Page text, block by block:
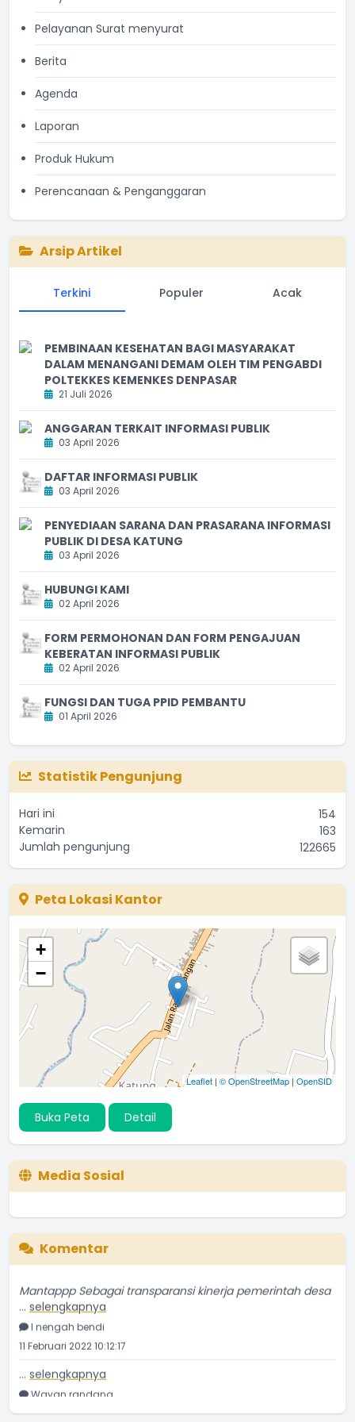
Pelayanan Surat menyurat
Berita
Agenda
Laporan
Produk Hukum
Perencanaan & Penganggaran
Arsip Artikel
Terkini Populer Acak
PEMBINAAN KESEHATAN BAGI MASYARAKAT
DALAM MENANGANI DEMAM OLEH TIM PENGABDI
POLTEKKES KEMENKES DENPASAR
21 Juli 2026
ANGGARAN TERKAIT INFORMASI PUBLIK
03 April 2026
DAFTAR INFORMASI PUBLIK
03 April 2026
PENYEDIAAN SARANA DAN PRASARANA INFORMASI
PUBLIK DI DESA KATUNG
03 April 2026
HUBUNGI KAMI
02 April 2026
FORM PERMOHONAN DAN FORM PENGAJUAN
KEBERATAN INFORMASI PUBLIK
02 April 2026
FUNGSI DAN TUGA PPID PEMBANTU
01 April 2026
Statistik Pengunjung
Hari ini
154
Kemarin
163
Jumlah pengunjung
122665
Peta Lokasi Kantor
+
−
Leaflet | © OpenStreetMap | OpenSID
Buka Peta Detail
Media Sosial
Komentar
...selengkapnya
I nengah bendi
11 Februari 2022 10:12:17
Wayan randana